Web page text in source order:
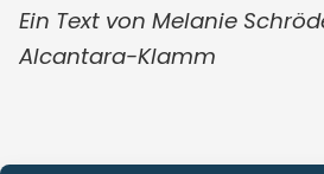
Ein Text von Melanie
Alcantara-Klamm